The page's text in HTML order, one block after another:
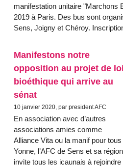
manifestation unitaire "Marchons
2019 à Paris. Des bus sont
Sens, Joigny et Chéroy.
Manifestons notre
opposition au projet de loi
bioéthique qui arrive au
sénat
10 janvier 2020, par president AFC
En association avec d’autres
associations amies comme
Alliance Vita ou la manif pour tous
Yonne, l’AFC de Sens et sa région
invite tous les icaunais à